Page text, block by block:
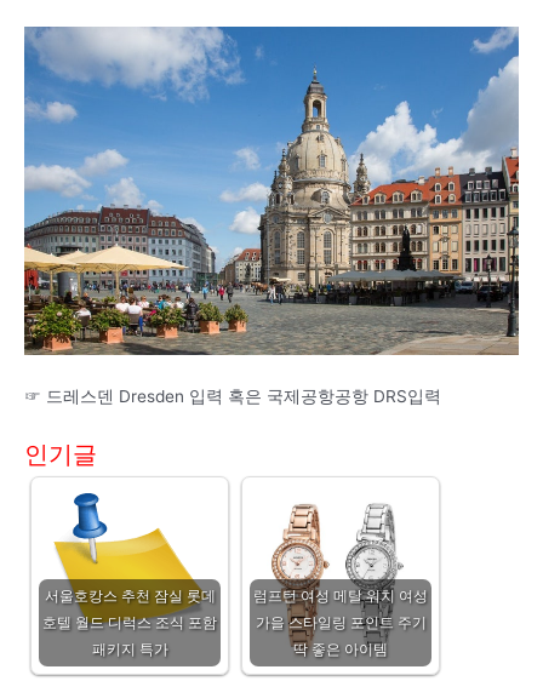
☞ 드레스덴 Dresden 입력 혹은 국제공항공항 DRS입력
인기글
서울호캉스 추천 잠실 롯데
호텔 월드 디럭스 조식 포함
패키지 특가
럼프턴 여성 메탈 워치 여성
가을 스타일링 포인트 주기
딱 좋은 아이템